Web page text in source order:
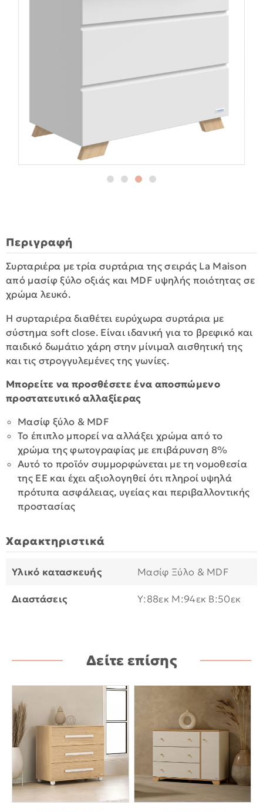
Περιγραφή
Συρταριέρα με τρία συρτάρια της σειράς La Maison
από μασίφ ξύλο οξιάς και MDF υψηλής ποιότητας σε
χρώμα λευκό.
Η συρταριέρα διαθέτει ευρύχωρα συρτάρια με
σύστημα soft close. Είναι ιδανική για το βρεφικό και
παιδικό δωμάτιο χάρη στην μίνιμαλ αισθητική της
και τις στρογγυλεμένες της γωνίες.
Μπορείτε να προσθέσετε ένα αποσπώμενο
προστατευτικό αλλαξίερας
Μασίφ ξύλο & MDF
Το έπιπλο μπορεί να αλλάξει χρώμα από το
χρώμα της φωτογραφίας με επιβάρυνση 8%
Αυτό το προϊόν συμμορφώνεται με τη νομοθεσία
της ΕΕ και έχει αξιολογηθεί ότι πληροί υψηλά
πρότυπα ασφάλειας, υγείας και περιβαλλοντικής
προστασίας
Χαρακτηριστικά
Υλικό κατασκευής Μασίφ Ξύλο & MDF
Διαστάσεις Υ:88εκ M:94εκ B:50εκ
Δείτε επίσης